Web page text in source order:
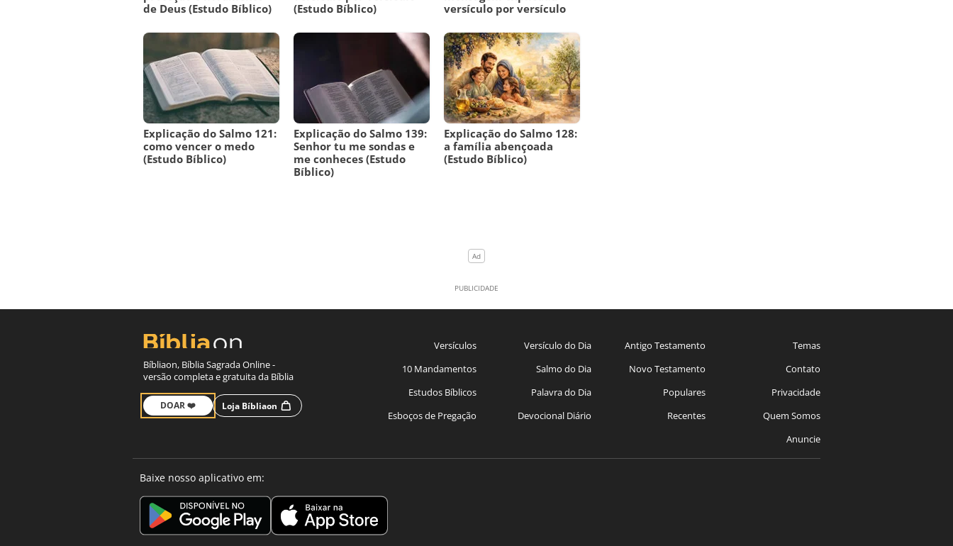
de Deus (Estudo Bíblico)
(Estudo Bíblico)
versículo por versículo
Explicação do Salmo 121:
como vencer o medo
(Estudo Bíblico)
Explicação do Salmo 139:
Senhor tu me sondas e
me conheces (Estudo
Bíblico)
Explicação do Salmo 128:
a família abençoada
(Estudo Bíblico)
Bíbliaon, Bíblia Sagrada Online -
versão completa e gratuita da Bíblia
DOAR ❤️ Loja Bíbliaon
Versículos
10 Mandamentos
Estudos Bíblicos
Esboços de Pregação
Versículo do Dia
Salmo do Dia
Palavra do Dia
Devocional Diário
Antigo Testamento
Novo Testamento
Populares
Recentes
Temas
Contato
Privacidade
Quem Somos
Anuncie
Baixe nosso aplicativo em: